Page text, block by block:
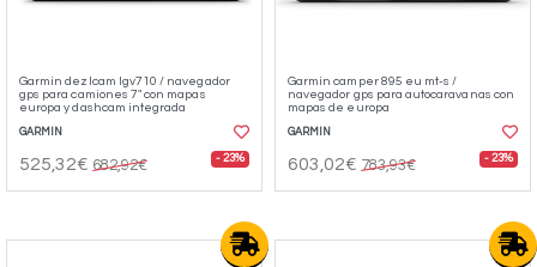
Garmin dezlcam lgv710 / navegador
gps para camiones 7" con mapas
europa y dashcam integrada
GARMIN
525,32€ 682,92€ - 23%
Garmin camper 895 eu mt-s /
navegador gps para autocaravanas con
mapas de europa
GARMIN
603,02€ 783,93€ - 23%